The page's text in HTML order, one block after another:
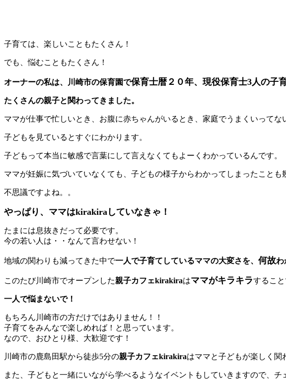
子育ては、楽しいこともたくさん！
でも、悩むこともたくさん！
オーナーの私は、川崎市の保育園で保育士暦２０年、現役保育士3人の子育
たくさんの親子と関わってきました。
ママが仕事で忙しいとき、お腹に赤ちゃんがいるとき、家庭でうまくいってな
子どもを見ているとすぐにわかります。
子どもって本当に敏感で言葉にして言えなくてもよーくわかっているんです。
ママが妊娠に気づいていなくても、子どもの様子からわかってしまったことも
不思議ですよね。。
やっぱり、ママはkirakiraしていなきゃ！
たまには息抜きだって必要です。
今の若い人は・・なんて言わせない！
地域の関わりも減ってきた中で一人で子育てしているママの大変さを、 何故わ
このたび川崎市でオープンした親子カフェkirakiraはママがキラキラするこ
一人で悩まないで！
もちろん川崎市の方だけではありません！！
子育てをみんなで楽しめれば！と思っています。
なので、おひとり様、大歓迎です！
川崎市の鹿島田駅から徒歩5分の親子カフェkirakiraはママと子どもが楽しく関
また、子どもと一緒にいながら学べるようなイベントもしていきますので、チ